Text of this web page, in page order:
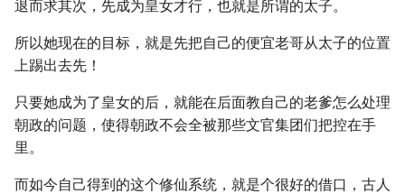
退而求其次，先成为皇女才行，也就是所谓的太子。
所以她现在的目标，就是先把自己的便宜老哥从太子的位置
上踢出去先！
只要她成为了皇女的后，就能在后面教自己的老爹怎么处理
朝政的问题，使得朝政不会全被那些文官集团们把控在手
里。
而如今自己得到的这个修仙系统，就是个很好的借口，古人